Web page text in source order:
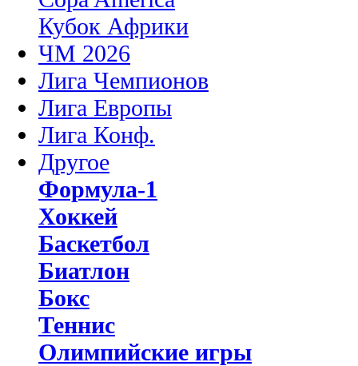
Кубок Африки
ЧМ 2026
Лига Чемпионов
Лига Европы
Лига Конф.
Другое
Формула-1
Хоккей
Баскетбол
Биатлон
Бокс
Теннис
Олимпийские игры